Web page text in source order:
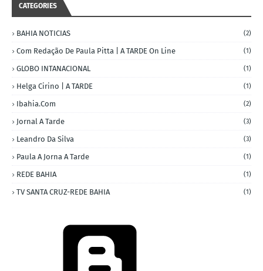
CATEGORIES
BAHIA NOTICIAS (2)
Com Redação De Paula Pitta | A TARDE On Line (1)
GLOBO INTANACIONAL (1)
Helga Cirino | A TARDE (1)
Ibahia.com (2)
Jornal A Tarde (3)
Leandro Da Silva (3)
Paula A Jorna A Tarde (1)
REDE BAHIA (1)
TV SANTA CRUZ-REDE BAHIA (1)